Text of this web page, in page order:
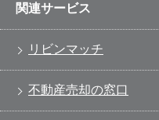
関連サービス
リビンマッチ
不動産売却の窓口